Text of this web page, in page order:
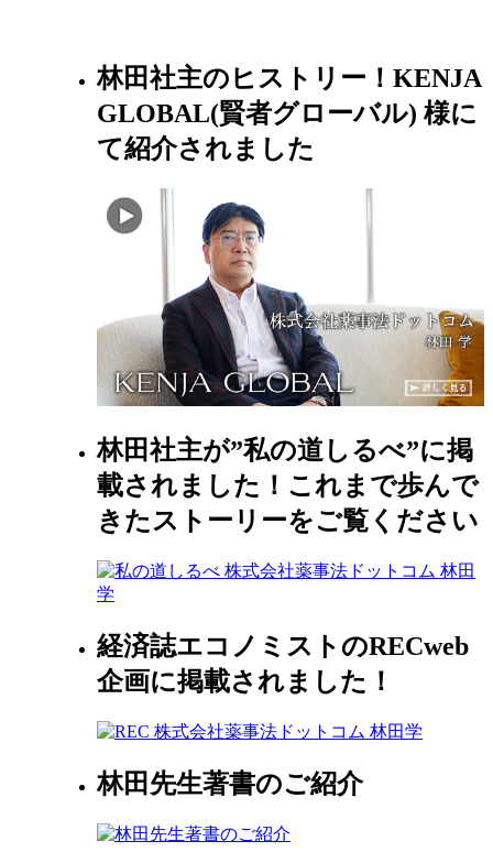
林田社主のヒストリー！KENJA
GLOBAL(賢者グローバル) 様に
て紹介されました
林田社主が”私の道しるべ”に掲
載されました！これまで歩んで
きたストーリーをご覧ください
経済誌エコノミストのRECweb
企画に掲載されました！
林田先生著書のご紹介